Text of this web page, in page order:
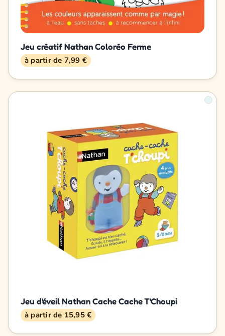
Jeu créatif Nathan Coloréo Ferme
à partir de 7,99 €
Jeu d'éveil Nathan Cache Cache T'Choupi
à partir de 15,95 €